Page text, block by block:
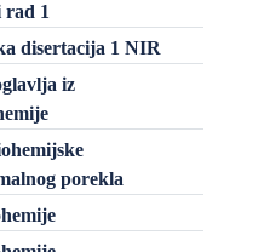
rad 1
disertacija 1 NIR
iz
porekla